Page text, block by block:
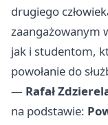
drugiego
zaangażowanym
jak i studentom,
powołanie do
— Rafał
na podstawie: